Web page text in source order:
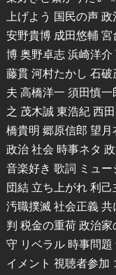
上げよう 国民の声
安野貴博 成田悠輔
博 奥野卓志 浜崎洋
藤貫 河村たかし 石
夫 高橋洋一 須田慎
之 茂木誠 東浩紀 西
橋貴明 郷原信郎 望
政治 社会 時事ネタ
音楽好き 歌詞 ミュ
団結 立ち上がれ 利
汚職撲滅 社会正義
判 税金の重荷 政治
守 リベラル 時事問
イメント 視聴者参加